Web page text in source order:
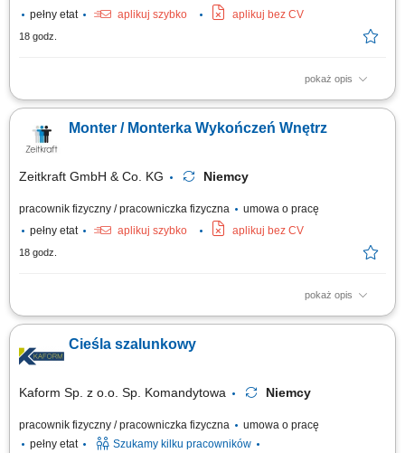
pełny etat
aplikuj szybko aplikuj bez CV
18 godz.
pokaż opis
Zakres obowiązków Doświadczenie oraz samodzielność w pracach:
flizelina), przygotowanie podłoża (szlifowanie, gruntowanie,
szpachlowanie, akrylowanie).
Monter / Monterka Wykończeń Wnętrz
Zeitkraft GmbH & Co. KG Niemcy
pracownik fizyczny / pracowniczka fizyczna
umowa o pracę
pełny etat
aplikuj szybko aplikuj bez CV
18 godz.
pokaż opis
Opis stanowiska: Wykonywanie prac malarskich i natryskowych zgodnie
wykończenia, Szlifowanie, szpachlowanie i inne prace przygotowawcze,
Dbałość o terminową realizację zadań i wysoką jakość wykonania, Udział
Cieśla szalunkowy
Kaform Sp. z o.o. Sp. Komandytowa Niemcy
pracownik fizyczny / pracowniczka fizyczna
umowa o pracę
pełny etat
Szukamy kilku pracowników